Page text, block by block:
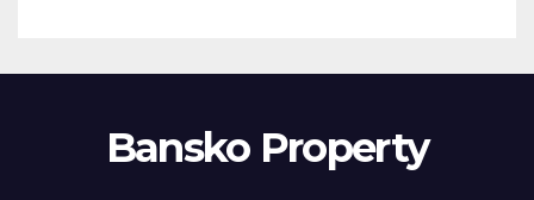
Bansko Property